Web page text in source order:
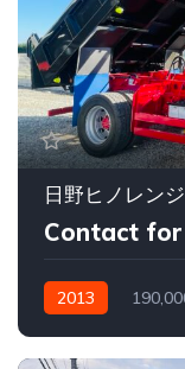
日野ヒノレン
Contact
2013